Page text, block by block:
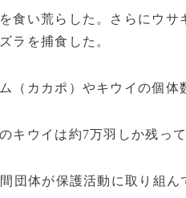
い荒らした。さらにウサ
ラを捕食した。
カカポ）やキウイの個体
ウイは約7万羽しか残って
団体が保護活動に取り組ん